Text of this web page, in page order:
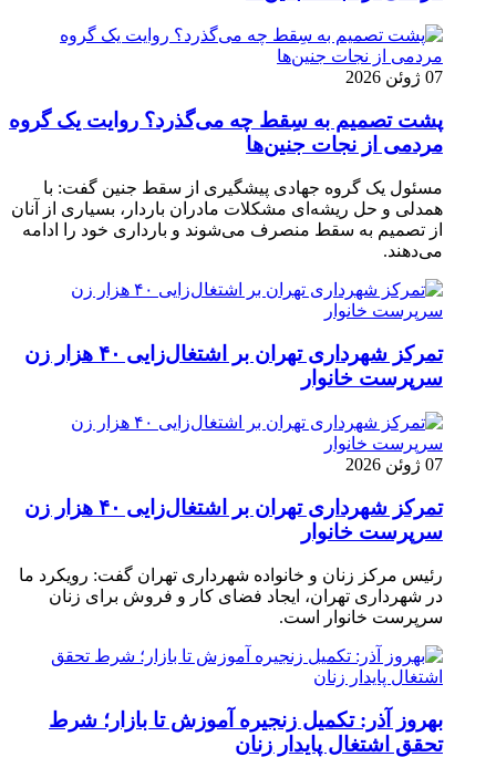
07 ژوئن 2026
پشت تصمیم به سِقط چه می‌گذرد؟ روایت یک گروه
مردمی از نجات جنین‌ها
مسئول یک گروه جهادی پیشگیری از سقط جنین گفت: با
همدلی و حل ریشه‌ای مشکلات مادران باردار، بسیاری از آنان
از تصمیم به سقط منصرف می‌شوند و بارداری خود را ادامه
می‌دهند.
تمرکز شهرداری تهران بر اشتغال‌زایی ۴۰ هزار زن
سرپرست خانوار
07 ژوئن 2026
تمرکز شهرداری تهران بر اشتغال‌زایی ۴۰ هزار زن
سرپرست خانوار
رئیس مرکز زنان و خانواده شهرداری تهران گفت: رویکرد ما
در شهرداری تهران، ایجاد فضای کار و فروش برای زنان
سرپرست خانوار است.
بهروز آذر: تکمیل زنجیره آموزش تا بازار؛ شرط
تحقق اشتغال پایدار زنان